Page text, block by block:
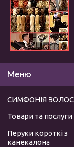
СИМФОНІЯ
Товари та послуги
Перуки короткі з
канекалона